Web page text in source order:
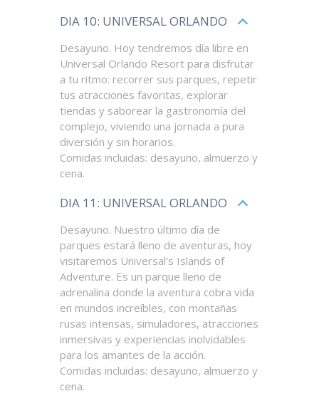
DIA 10: UNIVERSAL ORLANDO
Desayuno. Hoy tendremos día libre en
Universal Orlando Resort para disfrutar
a tu ritmo: recorrer sus parques, repetir
tus atracciones favoritas, explorar
tiendas y saborear la gastronomía del
complejo, viviendo una jornada a pura
diversión y sin horarios.
Comidas incluidas: desayuno, almuerzo y
cena.
DIA 11: UNIVERSAL ORLANDO
Desayuno. Nuestro último día de
parques estará lleno de aventuras, hoy
visitaremos Universal’s Islands of
Adventure. Es un parque lleno de
adrenalina donde la aventura cobra vida
en mundos increíbles, con montañas
rusas intensas, simuladores, atracciones
inmersivas y experiencias inolvidables
para los amantes de la acción.
Comidas incluidas: desayuno, almuerzo y
cena.